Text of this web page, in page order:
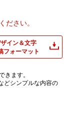
ださい。
イン＆文字
フォーマット
きます。
どシンプルな内容の